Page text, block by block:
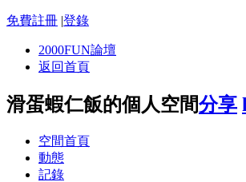
免費註冊 |登錄
2000FUN論壇
返回首頁
滑蛋蝦仁飯的個人空間分享
空間首頁
動態
記錄